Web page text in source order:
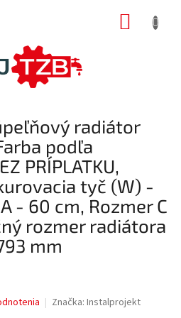
radiátor
podľa
PRÍPLATKU,
tyč (W) -
- 60 cm, Rozmer C
rozmer radiátora
mm
Značka: Instalprojekt